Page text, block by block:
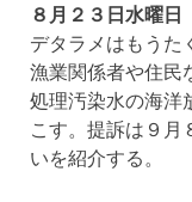
８月２３日水曜
デタラメはもうた
漁業関係者や住民
処理汚染水の海洋
こす。提訴は９月
いを紹介する。